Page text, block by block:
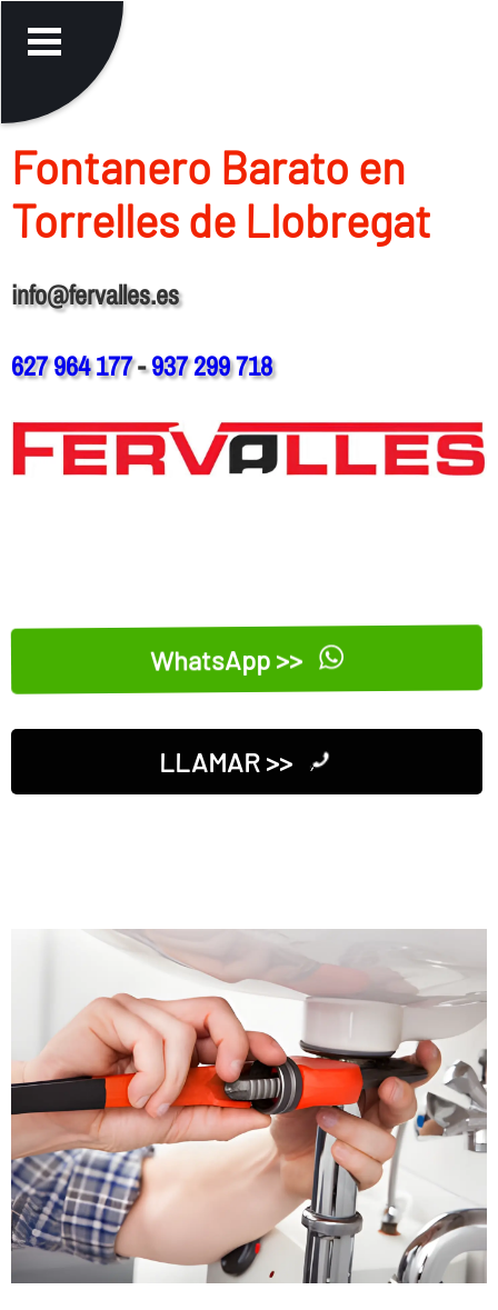
Fontanero Barato en
Torrelles de Llobregat
info@fervalles.es
627 964 177-937 299 718
WhatsApp >>
LLAMAR >>